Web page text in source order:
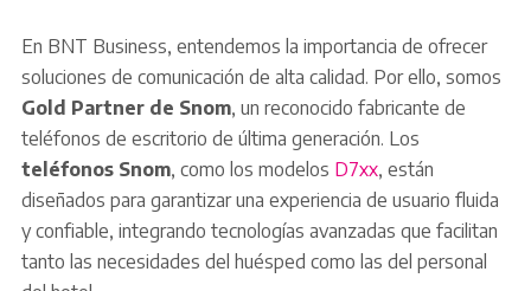
En BNT Business, entendemos la importancia de ofrecer
soluciones de comunicación de alta calidad. Por ello, somos
Gold Partner de Snom, un reconocido fabricante de
teléfonos de escritorio de última generación. Los
teléfonos Snom, como los modelos D7xx, están
diseñados para garantizar una experiencia de usuario fluida
y confiable, integrando tecnologías avanzadas que facilitan
tanto las necesidades del huésped como las del personal